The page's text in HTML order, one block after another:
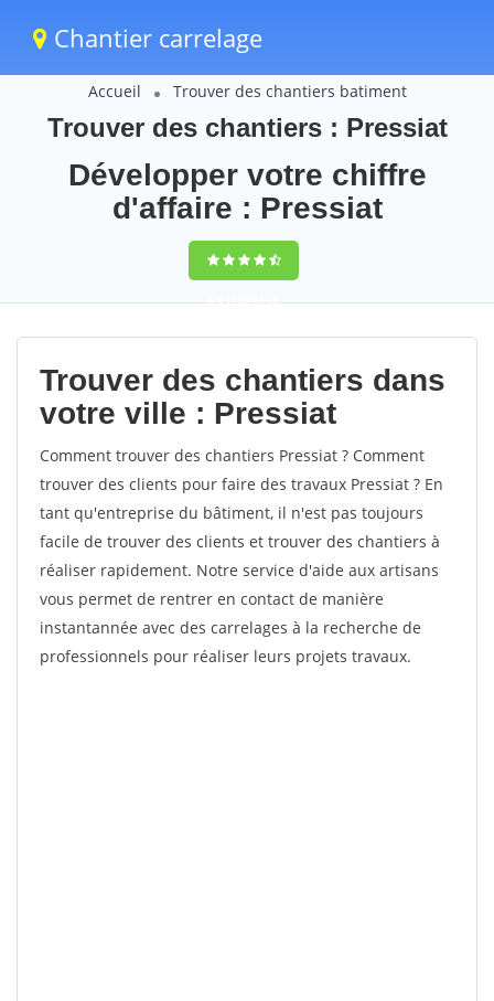
Chantier carrelage
Accueil Trouver des chantiers batiment
Trouver des chantiers : Pressiat
Développer votre chiffre
d'affaire : Pressiat
9,5(100%)60
votes
Trouver des chantiers dans
votre ville : Pressiat
Comment trouver des chantiers Pressiat ? Comment
trouver des clients pour faire des travaux Pressiat ? En
tant qu'entreprise du bâtiment, il n'est pas toujours
facile de trouver des clients et trouver des chantiers à
réaliser rapidement. Notre service d'aide aux artisans
vous permet de rentrer en contact de manière
instantannée avec des carrelages à la recherche de
professionnels pour réaliser leurs projets travaux.